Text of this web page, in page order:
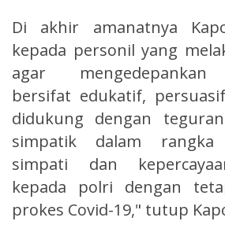
Di akhir amanatnya
kepada personil yang
agar mengedepankan
bersifat edukatif,
didukung dengan
simpatik dalam rangka
simpati dan
kepada polri dengan
prokes Covid-19," tutup